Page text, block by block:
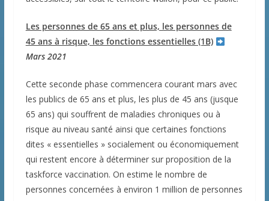
Les personnes de 65 ans et plus, les personnes de
45 ans à risque, les fonctions essentielles (1B)
Mars 2021
Cette seconde phase commencera courant mars avec
les publics de 65 ans et plus, les plus de 45 ans (jusque
65 ans) qui souffrent de maladies chroniques ou à
risque au niveau santé ainsi que certaines fonctions
dites « essentielles » socialement ou économiquement
qui restent encore à déterminer sur proposition de la
taskforce vaccination. On estime le nombre de
personnes concernées à environ 1 million de personnes